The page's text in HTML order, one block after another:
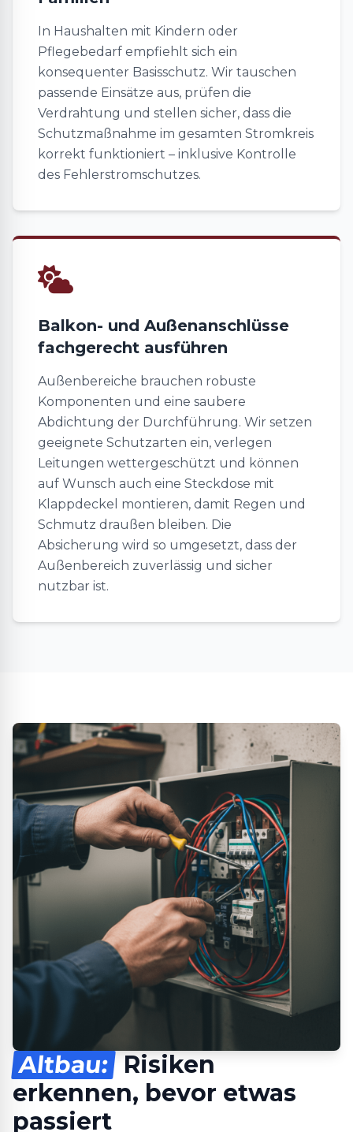
In Haushalten mit Kindern oder
Pflegebedarf empfiehlt sich ein
konsequenter Basisschutz. Wir tauschen
passende Einsätze aus, prüfen die
Verdrahtung und stellen sicher, dass die
Schutzmaßnahme im gesamten Stromkreis
korrekt funktioniert – inklusive Kontrolle
des Fehlerstromschutzes.
Balkon- und Außenanschlüsse
fachgerecht ausführen
Außenbereiche brauchen robuste
Komponenten und eine saubere
Abdichtung der Durchführung. Wir setzen
geeignete Schutzarten ein, verlegen
Leitungen wettergeschützt und können
auf Wunsch auch eine Steckdose mit
Klappdeckel montieren, damit Regen und
Schmutz draußen bleiben. Die
Absicherung wird so umgesetzt, dass der
Außenbereich zuverlässig und sicher
nutzbar ist.
Altbau: Risiken
erkennen, bevor etwas
passiert